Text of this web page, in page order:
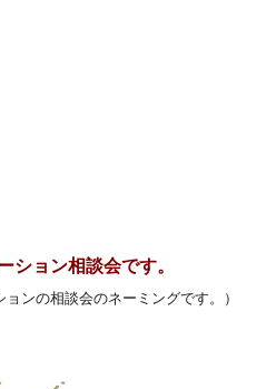
ション相談会です。
ンの相談会のネーミングです。）